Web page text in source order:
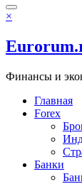
×
Финансы и
Главная
Forex
Банки